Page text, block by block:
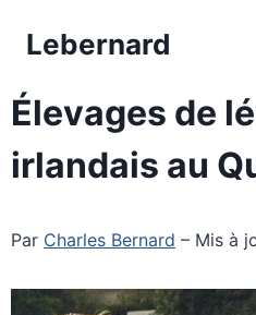
contenu
Lebernard
Élevages de
irlandais au
Par Charles Bernard – Mis à